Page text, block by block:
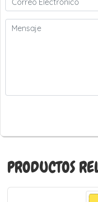
PRODUCTOS